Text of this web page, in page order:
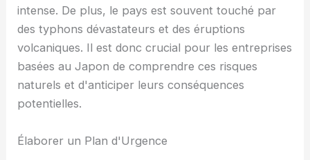
intense. De plus, le pays est souvent touché par
des typhons dévastateurs et des éruptions
volcaniques. Il est donc crucial pour les entreprises
basées au Japon de comprendre ces risques
naturels et d'anticiper leurs conséquences
potentielles.
Élaborer un Plan d'Urgence